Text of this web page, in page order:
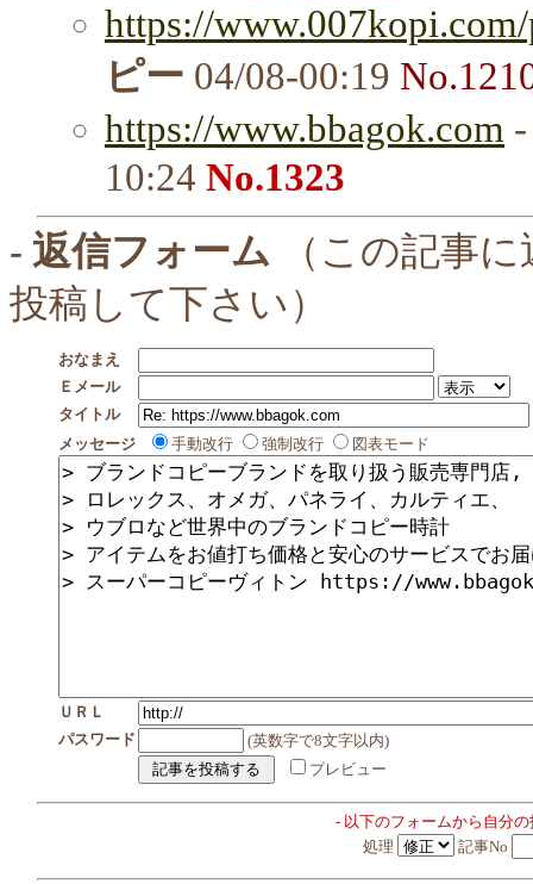
https://
ピー 04/08-00:19
https://www.bbagok.com
10:24 No.1323
- 返信フォーム （この記事
投稿して下さい）
おなまえ
Ｅメール
タイトル
メッセージ
手動改行 強制改行 図表モード
ＵＲＬ
パスワード
(英数字で8文字以内)
プレビュー
- 以下のフォームから自分
処理
記事No